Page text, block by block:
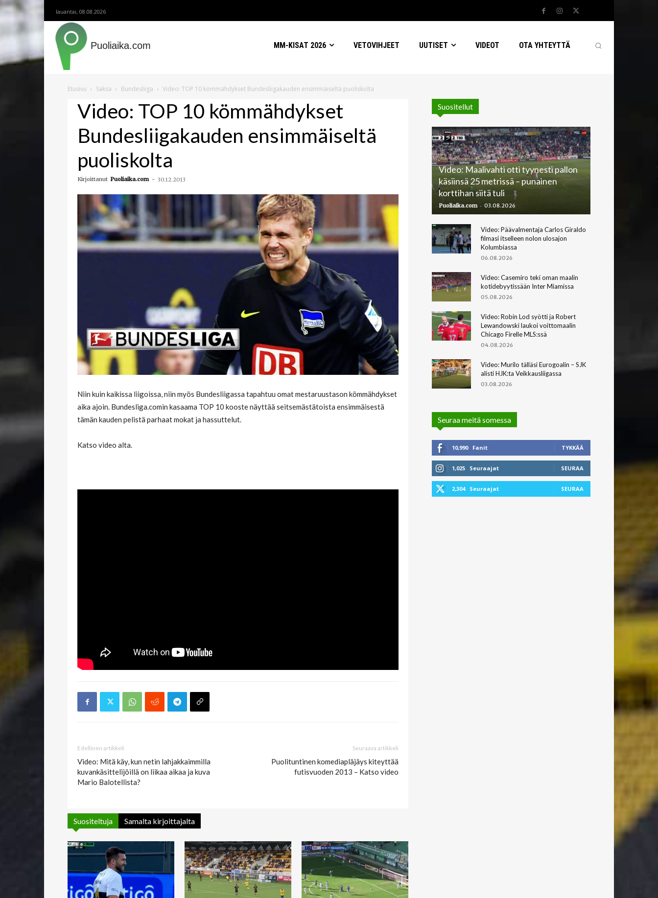
lauantai, 08.08.2026
Puoliaika.com MM-KISAT 2026 VETOVIHJEET UUTISET VIDEOT OTA YHTEYTTÄ
Etusivu Saksa Bundesliiga Video: TOP 10 kömmähdykset Bundesliigakauden ensimmäiseltä puoliskolta
Video: TOP 10 kömmähdykset
Bundesliigakauden ensimmäiseltä
puoliskolta
Kirjoittanut Puoliaika.com - 30.12.2013
Niin kuin kaikissa liigoissa, niin myös Bundesliigassa tapahtuu omat mestaruustason kömmähdykset
aika ajoin. Bundesliga.comin kasaama TOP 10 kooste näyttää seitsemästätoista ensimmäisestä
tämän kauden pelistä parhaat mokat ja hassuttelut.
Katso video alta.
Edellinen artikkeli
Video: Mitä käy, kun netin lahjakkaimmilla
kuvankäsittelijöillä on liikaa aikaa ja kuva
Mario Balotellista?
Seuraava artikkeli
Puolituntinen komediapläjäys kiteyttää
futisvuoden 2013 – Katso video
Suositeltuja Samalta kirjoittajalta
Suositellut
Video: Maalivahti otti tyynesti pallon
käsiinsä 25 metrissä – punainen
korttihan siitä tuli
Puoliaika.com - 03.08.2026
Video: Päävalmentaja Carlos Giraldo
filmasi itselleen nolon ulosajon
Kolumbiassa
06.08.2026
Video: Casemiro teki oman maalin
kotidebyytissään Inter Miamissa
05.08.2026
Video: Robin Lod syötti ja Robert
Lewandowski laukoi voittomaalin
Chicago Firelle MLS:ssä
04.08.2026
Video: Murilo tälläsi Eurogoalin – SJK
alisti HJK:ta Veikkausliigassa
03.08.2026
Seuraa meitä somessa
10,990 Fanit TYKKÄÄ
1,025 Seuraajat SEURAA
2,304 Seuraajat SEURAA